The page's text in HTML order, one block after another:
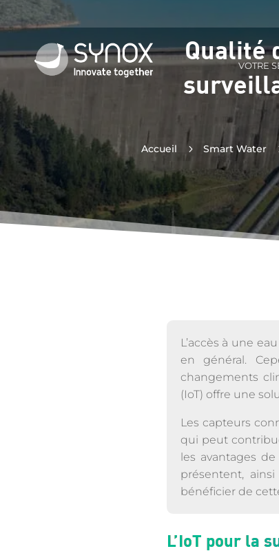
VOTRE
Qualité
Accueil 5 Smart Water
L’accès à une
en général.
changements
(IoT) offre une
Les capteurs
qui peut
les avantages
présentent,
bénéficier de
L’IoT pour la